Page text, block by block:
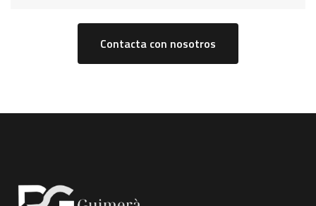
Contacta con nosotros